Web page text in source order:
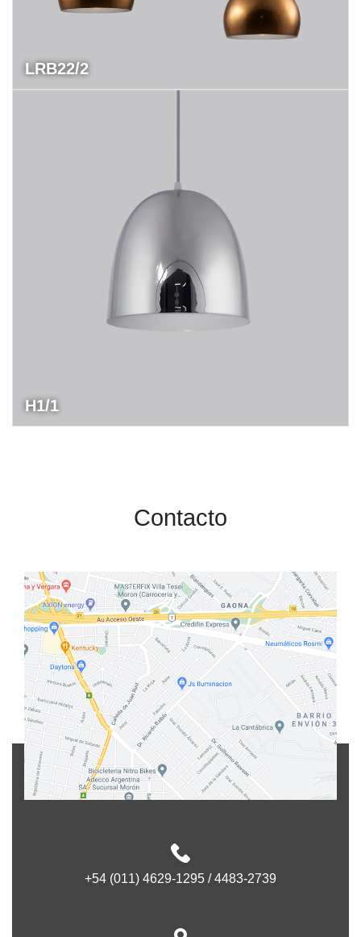
LRB22/2
H1/1
Contacto
+54 (011) 4629-1295 / 4483-2739